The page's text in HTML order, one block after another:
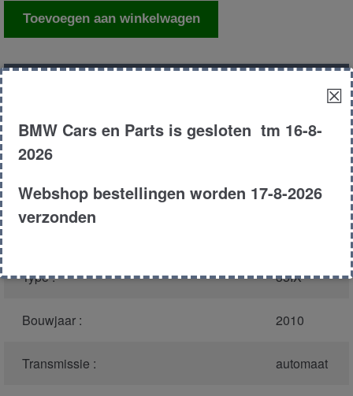
Draagarm
onder
Toevoegen aan winkelwagen
Model :
Carroserie : MPV
Type : 35IX
Bouwjaar : 2010
Transmissie : automaat
☒
BMW Cars en Parts is gesloten tm 16-8-
2026
Webshop bestellingen worden 17-8-2026
verzonden